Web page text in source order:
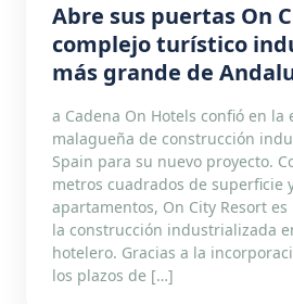
Abre sus puertas On
complejo turístico
más grande de
a Cadena On Hotels confió en la
malagueña de construcción
Spain para su nuevo proyecto.
metros cuadrados de superficie
apartamentos, On City Resort
la construcción industrializada
hotelero. Gracias a la
los plazos de […]